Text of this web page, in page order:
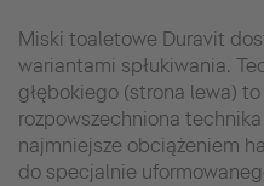
Miski toaletowe Duravit
wariantami spłukiwania.
głębokiego (strona lewa)
rozpowszechniona
najmniejsze obciążeniem
do specjalnie